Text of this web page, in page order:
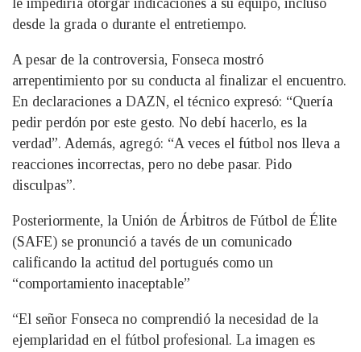
le impediría otorgar indicaciones a su equipo, incluso
desde la grada o durante el entretiempo.
A pesar de la controversia, Fonseca mostró
arrepentimiento por su conducta al finalizar el encuentro.
En declaraciones a DAZN, el técnico expresó: “Quería
pedir perdón por este gesto. No debí hacerlo, es la
verdad”. Además, agregó: “A veces el fútbol nos lleva a
reacciones incorrectas, pero no debe pasar. Pido
disculpas”.
Posteriormente, la Unión de Árbitros de Fútbol de Élite
(SAFE) se pronunció a tavés de un comunicado
calificando la actitud del portugués como un
“comportamiento inaceptable”
“El señor Fonseca no comprendió la necesidad de la
ejemplaridad en el fútbol profesional. La imagen es